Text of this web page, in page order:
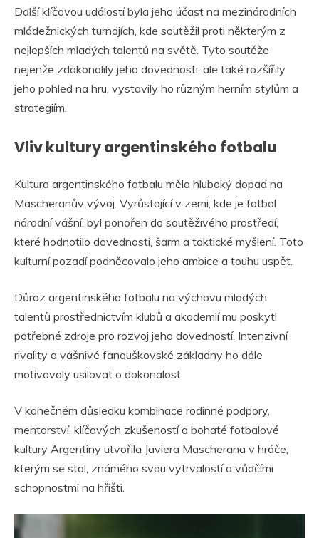
Další klíčovou událostí byla jeho účast na mezinárodních
mládežnických turnajích, kde soutěžil proti některým z
nejlepších mladých talentů na světě. Tyto soutěže
nejenže zdokonalily jeho dovednosti, ale také rozšířily
jeho pohled na hru, vystavily ho různým herním stylům a
strategiím.
Vliv kultury argentinského fotbalu
Kultura argentinského fotbalu měla hluboký dopad na
Mascheranův vývoj. Vyrůstající v zemi, kde je fotbal
národní vášní, byl ponořen do soutěživého prostředí,
které hodnotilo dovednosti, šarm a taktické myšlení. Toto
kulturní pozadí podněcovalo jeho ambice a touhu uspět.
Důraz argentinského fotbalu na výchovu mladých
talentů prostřednictvím klubů a akademií mu poskytl
potřebné zdroje pro rozvoj jeho dovedností. Intenzivní
rivality a vášnivé fanouškovské základny ho dále
motivovaly usilovat o dokonalost.
V konečném důsledku kombinace rodinné podpory,
mentorství, klíčových zkušeností a bohaté fotbalové
kultury Argentiny utvořila Javiera Mascherana v hráče,
kterým se stal, známého svou vytrvalostí a vůdčími
schopnostmi na hřišti.